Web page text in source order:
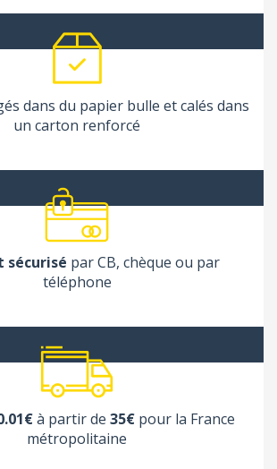
dans du papier bulle et calés dans
un carton renforcé
sécurisé par CB, chèque ou par
téléphone
à partir de 35€pour la France
métropolitaine